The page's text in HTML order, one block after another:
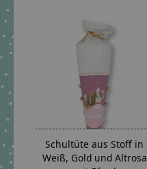
Schultüte aus Stoff in
Weiß, Gold und Altrosa